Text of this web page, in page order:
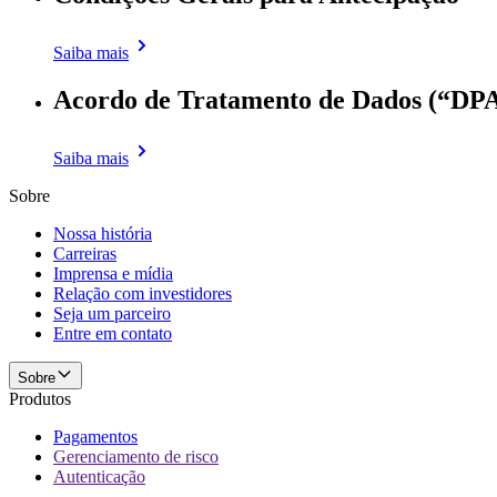
Saiba mais
Acordo de Tratamento de Dados
Saiba mais
Sobre
Nossa história
Carreiras
Imprensa e mídia
Relação com investidores
Seja um parceiro
Entre em contato
Sobre
Produtos
Pagamentos
Gerenciamento de risco
Autenticação